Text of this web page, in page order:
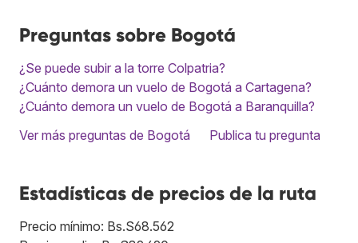
Preguntas sobre Bogotá
¿Se puede subir a la torre Colpatria?
¿Cuánto demora un vuelo de Bogotá a Cartagena?
¿Cuánto demora un vuelo de Bogotá a Baranquilla?
Ver más preguntas de Bogotá
Publica tu pregunta
Estadísticas de precios de la ruta
Precio mínimo: Bs.S68.562